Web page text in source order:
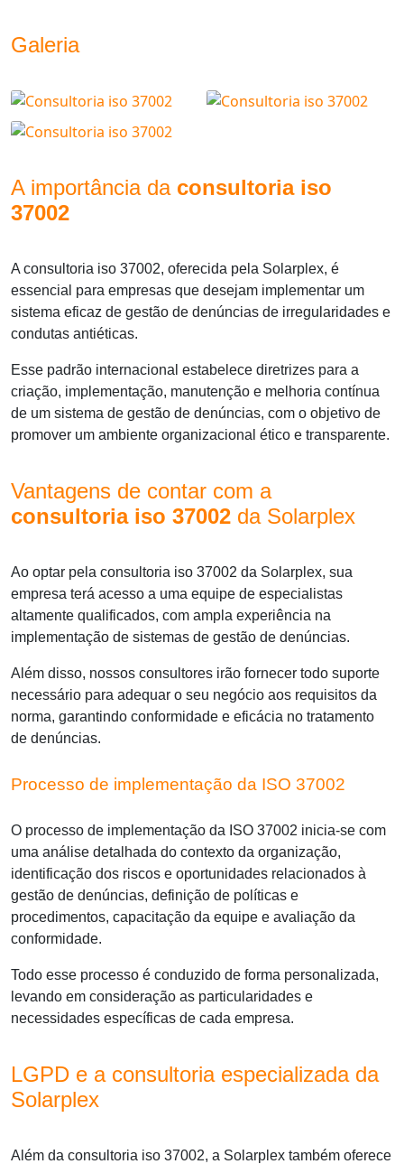
Galeria
A importância da consultoria iso
37002
A consultoria iso 37002, oferecida pela Solarplex, é
essencial para empresas que desejam implementar um
sistema eficaz de gestão de denúncias de irregularidades e
condutas antiéticas.
Esse padrão internacional estabelece diretrizes para a
criação, implementação, manutenção e melhoria contínua
de um sistema de gestão de denúncias, com o objetivo de
promover um ambiente organizacional ético e transparente.
Vantagens de contar com a
consultoria iso 37002 da Solarplex
Ao optar pela consultoria iso 37002 da Solarplex, sua
empresa terá acesso a uma equipe de especialistas
altamente qualificados, com ampla experiência na
implementação de sistemas de gestão de denúncias.
Além disso, nossos consultores irão fornecer todo suporte
necessário para adequar o seu negócio aos requisitos da
norma, garantindo conformidade e eficácia no tratamento
de denúncias.
Processo de implementação da ISO 37002
O processo de implementação da ISO 37002 inicia-se com
uma análise detalhada do contexto da organização,
identificação dos riscos e oportunidades relacionados à
gestão de denúncias, definição de políticas e
procedimentos, capacitação da equipe e avaliação da
conformidade.
Todo esse processo é conduzido de forma personalizada,
levando em consideração as particularidades e
necessidades específicas de cada empresa.
LGPD e a consultoria especializada da
Solarplex
Além da consultoria iso 37002, a Solarplex também oferece